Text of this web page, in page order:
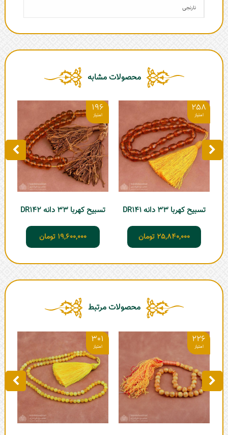
نارنجی
محصولات مشابه
258
تسبیح کهربا 33 دانه DR141
25,840,000 تومان
196
تسبیح کهربا 33 دانه DR142
19,600,000 تومان
محصولات مرتبط
226
301